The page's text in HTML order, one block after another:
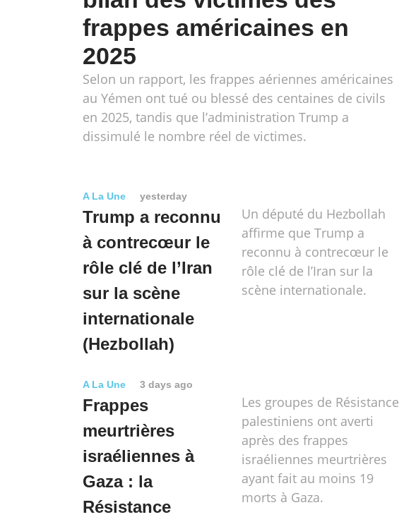
frappes américaines en
2025
Selon un rapport, les frappes aériennes américaines
au Yémen ont tué ou blessé des centaines de civils
en 2025, tandis que l’administration Trump a
dissimulé le nombre réel de victimes.
A La Une yesterday
Trump a reconnu
à contrecœur le
rôle clé de l’Iran
sur la scène
internationale
(Hezbollah)
Un député du Hezbollah
affirme que Trump a
reconnu à contrecœur le
rôle clé de l’Iran sur la
scène internationale.
A La Une 3 days ago
Frappes
meurtrières
israéliennes à
Gaza : la
Résistance
Les groupes de Résistance
palestiniens ont averti
après des frappes
israéliennes meurtrières
ayant fait au moins 19
morts à Gaza.